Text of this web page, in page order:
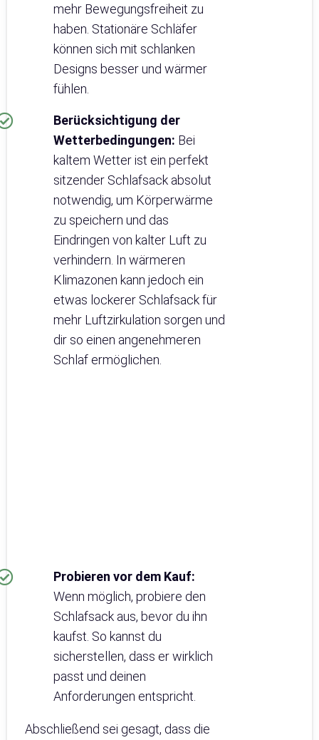
mehr Bewegungsfreiheit zu
haben. Stationäre Schläfer
können sich mit schlanken
Designs besser und wärmer
fühlen.
Berücksichtigung der
Wetterbedingungen: Bei
kaltem Wetter ist ein perfekt
sitzender Schlafsack absolut
notwendig, um Körperwärme
zu speichern und das
Eindringen von kalter Luft zu
verhindern. In wärmeren
Klimazonen kann jedoch ein
etwas lockerer Schlafsack für
mehr Luftzirkulation sorgen und
dir so einen angenehmeren
Schlaf ermöglichen.
Probieren vor dem Kauf:
Wenn möglich, probiere den
Schlafsack aus, bevor du ihn
kaufst. So kannst du
sicherstellen, dass er wirklich
passt und deinen
Anforderungen entspricht.
Abschließend sei gesagt, dass die